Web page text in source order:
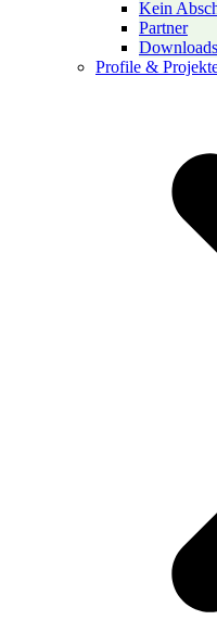
Kein
Partner
Downloads
Profile &